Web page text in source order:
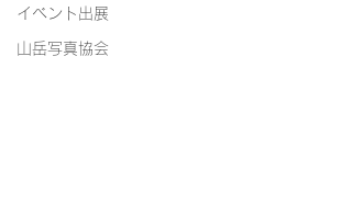
イベント出展
山岳写真協会